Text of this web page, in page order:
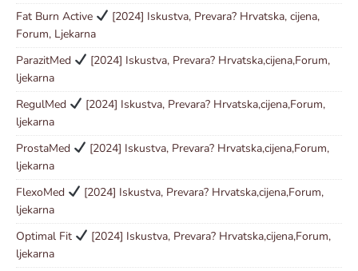
Fat Burn Active
[2024] Iskustva, Prevara? Hrvatska, cijena,
Forum, Ljekarna
ParazitMed
[2024] Iskustva, Prevara? Hrvatska,cijena,Forum,
ljekarna
RegulMed
[2024] Iskustva, Prevara? Hrvatska,cijena,Forum,
ljekarna
ProstaMed
[2024] Iskustva, Prevara? Hrvatska,cijena,Forum,
ljekarna
FlexoMed
[2024] Iskustva, Prevara? Hrvatska,cijena,Forum,
ljekarna
Optimal Fit
[2024] Iskustva, Prevara? Hrvatska,cijena,Forum,
ljekarna